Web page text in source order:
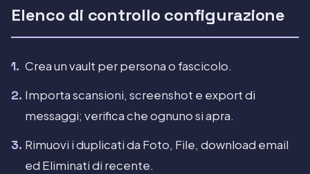
Elenco di controllo configurazione
Crea un vault per persona o fascicolo.
Importa scansioni, screenshot e export di
messaggi; verifica che ognuno si apra.
Rimuovi i duplicati da Foto, File, download email
ed Eliminati di recente.